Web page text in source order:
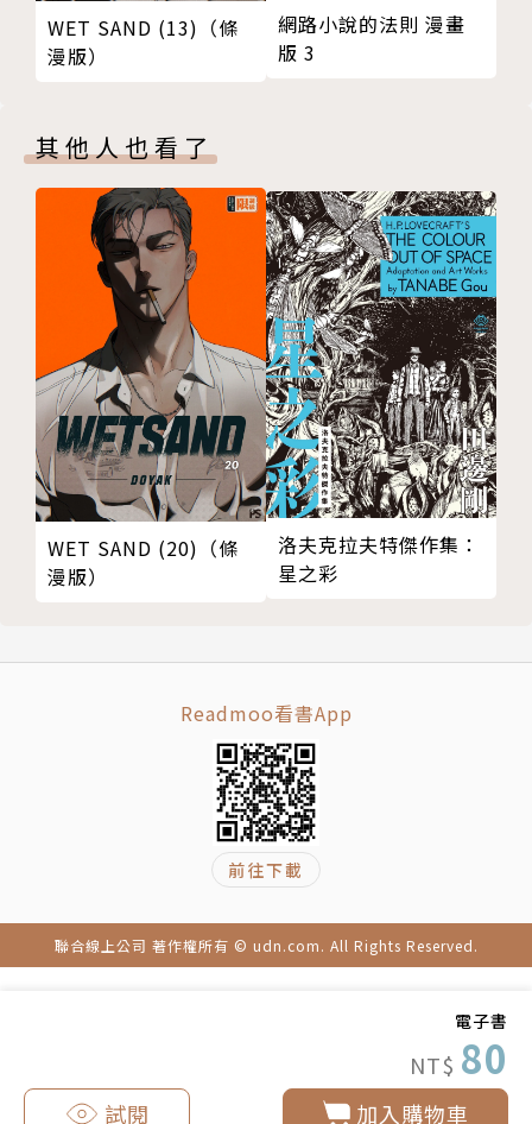
電子書
NT$ 80
加入購物車
試閱
WET SAND (13)（條
漫版）
網路小說的法則 漫畫
版 3
其他人也看了
WET SAND (20)（條
漫版）
洛夫克拉夫特傑作集：
星之彩
Readmoo看書App
前往下載
聯合線上公司 著作權所有 © udn.com. All Rights Reserved.